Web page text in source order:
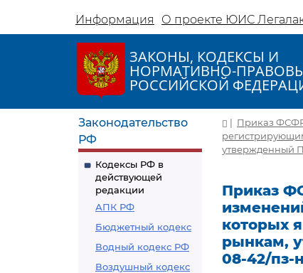
Информация О проекте ЮИС
ЗАКОНЫ, КОДЕКСЫ И
НОРМАТИВНО-
РОССИЙСКОЙ
Законодательство
РФ
Кодексы РФ в
действующей
редакции
АПК РФ
Бюджетный кодекс
Водный кодекс РФ
Воздушный кодекс
| Приказ ФСФР
утвержденный
Приказ
которых
рынкам,
08-42/пз-